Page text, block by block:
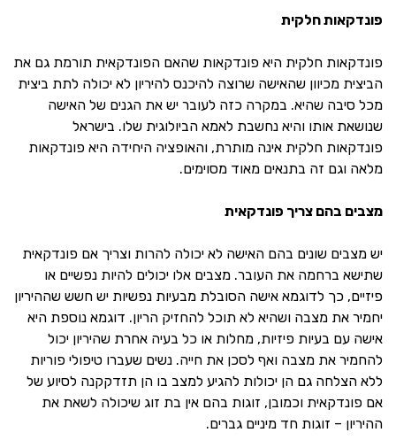
פונדקאות חלקית
פונדקאות חלקית היא פונדקאות שהאם הפונדקאית תורמת גם את
הביצית מכיוון שהאישה שרוצה להיכנס להיריון לא יכולה לתת ביצית
מכל סיבה שהיא. במקרה כזה לעובר יש את הגנים של האישה
שנושאת אותו והיא נחשבת לאמא הביולוגית שלו. בישראל
פונדקאות חלקית אינה מותרת, והאופציה היחידה היא פונדקאות
מלאה וגם זה בתנאים מאוד מסוימים.
מצבים בהם צריך פונדקאית
יש מצבים שונים בהם האישה לא יכולה להרות וצריך אם פונדקאית
שתישא ברחמה את העובר. מצבים אלו יכולים להיות נפשיים או
פיזיים, כך לדוגמא אישה הסובלת מבעיות נפשיות יש חשש שההיריון
יחמיר את מצבה ושהיא לא תוכל להחזיק הריון. דוגמא נוספת היא
אישה עם בעיות פיזיות, מחלות או כל בעיה אחרת שהיריון יכול
להחמיר את מצבה ואף לסכן את חייה. נשים שעברו טיפולי פוריות
ללא הצלחה גם הן יכולות להגיע למצב בו הן תזדקקנה לסיוע של
אם פונדקאית וכמובן, זוגות בהם אין בת זוג שיכולה לשאת את
ההיריון – זוגות חד מיניים גברים.